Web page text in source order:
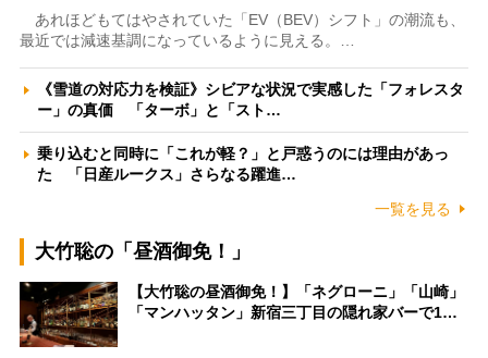
あれほどもてはやされていた「EV（BEV）シフト」の潮流も、
最近では減速基調になっているように見える。…
《雪道の対応力を検証》シビアな状況で実感した「フォレスタ
ー」の真価 「ターボ」と「スト…
乗り込むと同時に「これが軽？」と戸惑うのには理由があっ
た 「日産ルークス」さらなる躍進…
一覧を見る
大竹聡の「昼酒御免！」
【大竹聡の昼酒御免！】「ネグローニ」「山崎」
「マンハッタン」新宿三丁目の隠れ家バーで1…